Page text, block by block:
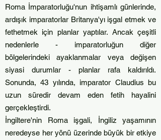
Roma İmparatorluğu'nun ihtişamlı günlerinde,
ardışık imparatorlar Britanya'yı işgal etmek ve
fethetmek için planlar yaptılar. Ancak çeşitli
nedenlerle - imparatorluğun diğer
bölgelerindeki ayaklanmalar veya değişen
siyasi durumlar - planlar rafa kaldırıldı.
Sonunda, 43 yılında, imparator Claudius bu
uzun süredir devam eden fetih hayalini
gerçekleştirdi.
İngiltere'nin Roma işgali, İngiliz yaşamının
neredeyse her yönü üzerinde büyük bir etkiye